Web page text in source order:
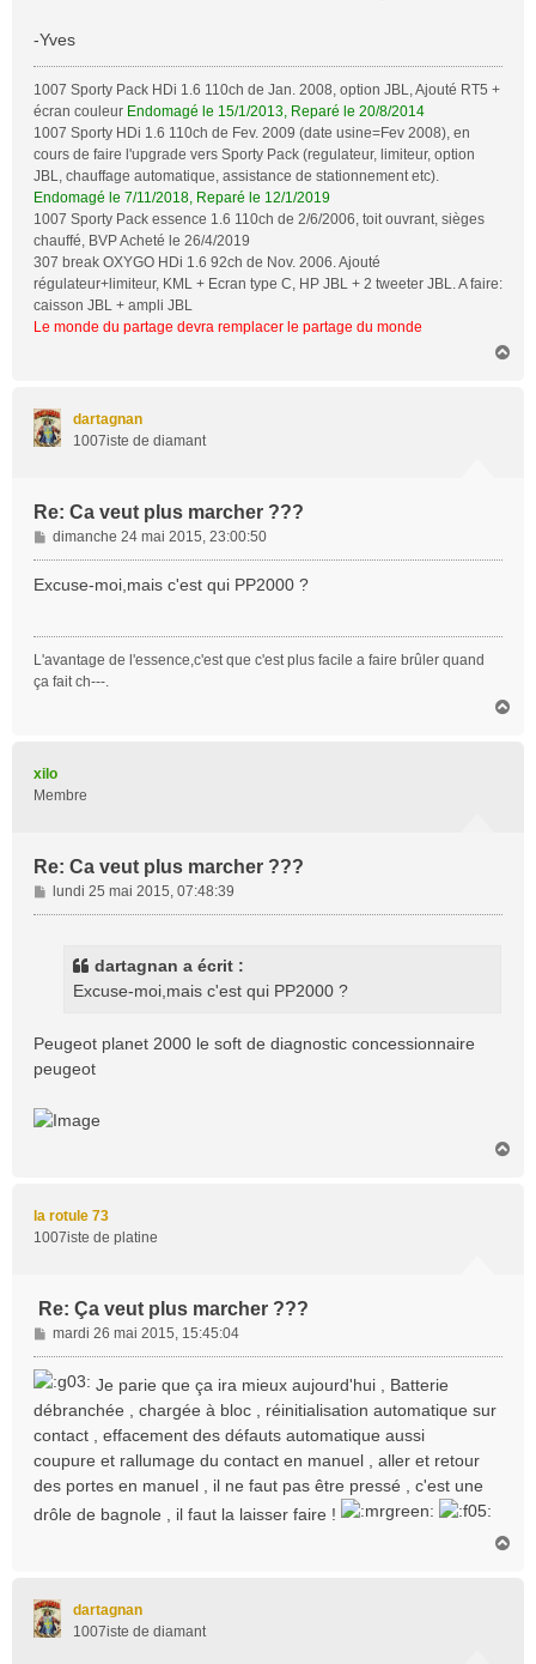
-Yves
1007 Sporty Pack HDi 1.6 110ch de Jan. 2008, option JBL, Ajouté RT5 +
écran couleur Endomagé le 15/1/2013, Reparé le 20/8/2014
1007 Sporty HDi 1.6 110ch de Fev. 2009 (date usine=Fev 2008), en
cours de faire l'upgrade vers Sporty Pack (regulateur, limiteur, option
JBL, chauffage automatique, assistance de stationnement etc).
Endomagé le 7/11/2018, Reparé le 12/1/2019
1007 Sporty Pack essence 1.6 110ch de 2/6/2006, toit ouvrant, sièges
chauffé, BVP Acheté le 26/4/2019
307 break OXYGO HDi 1.6 92ch de Nov. 2006. Ajouté
régulateur+limiteur, KML + Ecran type C, HP JBL + 2 tweeter JBL. A faire:
caisson JBL + ampli JBL
Le monde du partage devra remplacer le partage du monde
dartagnan
1007iste de diamant
Re: Ca veut plus marcher ???
M
e
s
e
dimanche 24 mai 2015, 23:00:50
Excuse-moi,mais c'est qui PP2000 ?
L'avantage de l'essence,c'est que c'est plus facile a faire brûler quand
ça fait ch---.
xilo
Membre
Re: Ca veut plus marcher ???
M
e
lundi 25 mai 2015, 07:48:39
dartagnan a écrit :
Excuse-moi,mais c'est qui PP2000 ?
Peugeot planet 2000 le soft de diagnostic concessionnaire
peugeot
la rotule 73
1007iste de platine
Re: Ça veut plus marcher ???
M
e
s
a
g
e
mardi 26 mai 2015, 15:45:04
Je parie que ça ira mieux aujourd'hui , Batterie
débranchée , chargée à bloc , réinitialisation automatique sur
contact , effacement des défauts automatique aussi
coupure et rallumage du contact en manuel , aller et retour
des portes en manuel , il ne faut pas être pressé , c'est une
drôle de bagnole , il faut la laisser faire !
dartagnan
1007iste de diamant